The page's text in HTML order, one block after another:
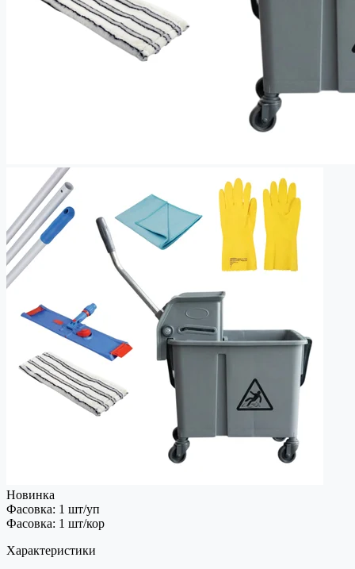
Новинка
Фасовка: 1 шт/уп
Фасовка: 1 шт/кор
Характеристики